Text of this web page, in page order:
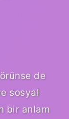
de
sosyal
bir anlam